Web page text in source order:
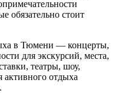
обязательно стоит
в Тюмени — концерты,
для экскурсий, места,
театры, шоу,
активного отдыха